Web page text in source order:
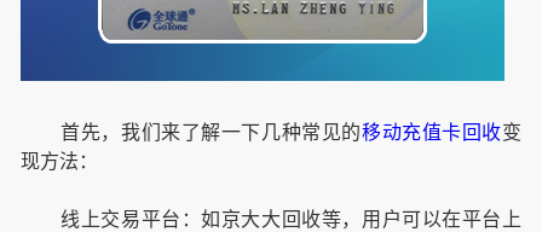
首先，我们来了解一下几种常见的移动充值卡回收变
现方法：
线上交易平台：如京大大回收等，用户可以在平台上